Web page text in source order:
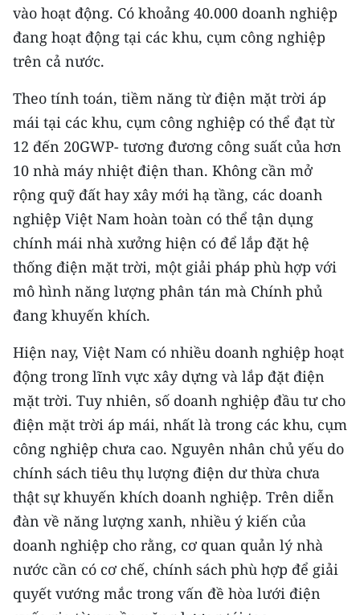
Media Kinh tế
Media Văn hóa
Media Pháp luật
Media Du lịch
Media Thế giới
Media Thể thao
Media Giáo dục
Media Y tế
Media Môi trường
Ảnh
Infographic
TIN MỚI
TIN ĐỊA PHƯƠNG
Trung du và miền núi phía Bắc
Đồng bằng sông Hồng
vào hoạt động. Có khoảng 40.000 doanh nghiệp
đang hoạt động tại các khu, cụm công nghiệp
trên cả nước.
Theo tính toán, tiềm năng từ điện mặt trời áp
mái tại các khu, cụm công nghiệp có thể đạt từ
12 đến 20GWP- tương đương công suất của hơn
10 nhà máy nhiệt điện than. Không cần mở
rộng quỹ đất hay xây mới hạ tầng, các doanh
nghiệp Việt Nam hoàn toàn có thể tận dụng
chính mái nhà xưởng hiện có để lắp đặt hệ
thống điện mặt trời, một giải pháp phù hợp với
mô hình năng lượng phân tán mà Chính phủ
đang khuyến khích.
Hiện nay, Việt Nam có nhiều doanh nghiệp hoạt
động trong lĩnh vực xây dựng và lắp đặt điện
mặt trời. Tuy nhiên, số doanh nghiệp đầu tư cho
điện mặt trời áp mái, nhất là trong các khu, cụm
công nghiệp chưa cao. Nguyên nhân chủ yếu do
chính sách tiêu thụ lượng điện dư thừa chưa
thật sự khuyến khích doanh nghiệp. Trên diễn
đàn về năng lượng xanh, nhiều ý kiến của
doanh nghiệp cho rằng, cơ quan quản lý nhà
nước cần có cơ chế, chính sách phù hợp để giải
quyết vướng mắc trong vấn đề hòa lưới điện